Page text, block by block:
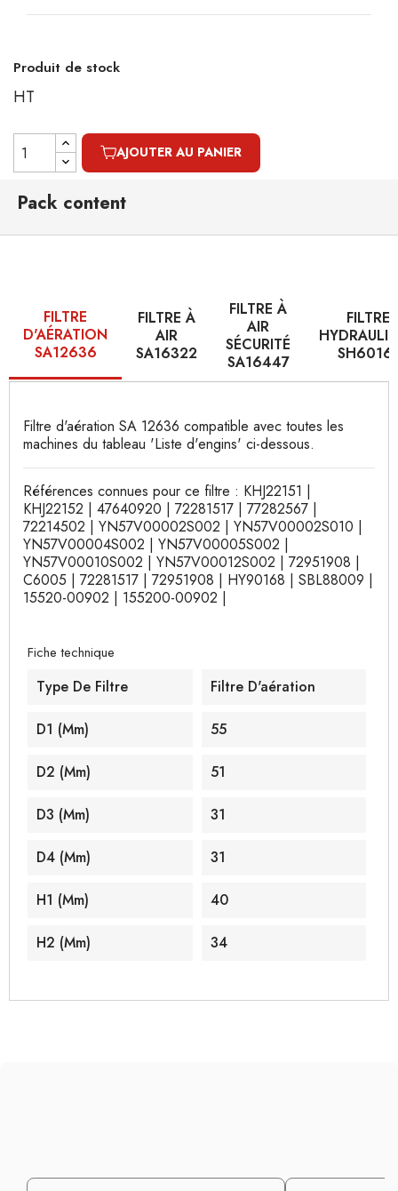
Produit de stock
HT
AJOUTER AU PANIER
Pack content
FILTRE
D'AÉRATION
SA12636
FILTRE À
AIR
SA16322
FILTRE À
AIR
SÉCURITÉ
SA16447
FILTRE
Filtre d'aération SA 12636 compatible avec toutes les
machines du tableau 'Liste d'engins' ci-dessous.
Références connues pour ce filtre : KHJ22151 |
KHJ22152 | 47640920 | 72281517 | 77282567 |
72214502 | YN57V00002S002 | YN57V00002S010 |
YN57V00004S002 | YN57V00005S002 |
YN57V00010S002 | YN57V00012S002 | 72951908 |
C6005 | 72281517 | 72951908 | HY90168 | SBL88009 |
15520-00902 | 155200-00902 |
Fiche technique
Type De Filtre Filtre D'aération
D1 (mm) 55
D2 (mm) 51
D3 (mm) 31
D4 (mm) 31
H1 (mm) 40
H2 (mm) 34